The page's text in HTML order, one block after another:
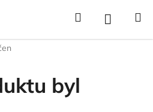
Hledat NÁKUPNÍ
KOŠÍK
byl